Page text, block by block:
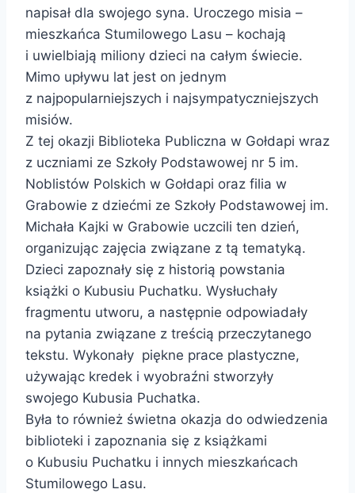
napisał dla swojego syna. Uroczego misia –
mieszkańca Stumilowego Lasu – kochają
i uwielbiają miliony dzieci na całym świecie.
Mimo upływu lat jest on jednym
z najpopularniejszych i najsympatyczniejszych
misiów.
Z tej okazji Biblioteka Publiczna w Gołdapi wraz
z uczniami ze Szkoły Podstawowej nr 5 im.
Noblistów Polskich w Gołdapi oraz filia w
Grabowie z dziećmi ze Szkoły Podstawowej im.
Michała Kajki w Grabowie uczcili ten dzień,
organizując zajęcia związane z tą tematyką.
Dzieci zapoznały się z historią powstania
książki o Kubusiu Puchatku. Wysłuchały
fragmentu utworu, a następnie odpowiadały
na pytania związane z treścią przeczytanego
tekstu. Wykonały piękne prace plastyczne,
używając kredek i wyobraźni stworzyły
swojego Kubusia Puchatka.
Była to również świetna okazja do odwiedzenia
biblioteki i zapoznania się z książkami
o Kubusiu Puchatku i innych mieszkańcach
Stumilowego Lasu.